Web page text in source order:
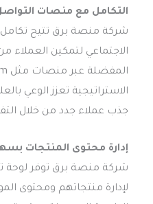
التكامل مع منصات
شركة منصة برق تتيح
الاجتماعي لتمكين العملاء
الاستراتيجية تعزز الوعي
جذب عملاء جدد من خلال
إدارة محتوى المنتجات
شركة منصة برق توفر لوحة
لإدارة منتجاتهم ومحتوى